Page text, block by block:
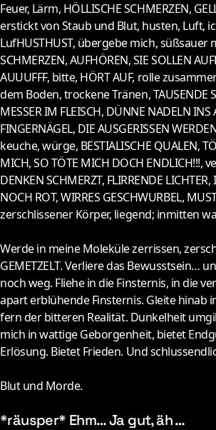
Feuer, Lärm, HÖLLISCHE SCHMERZEN,
erstickt von Staub und Blut, husten, Luft,
LufHUSTHUST, übergebe mich, süßsauer
SCHMERZEN, AUFHÖREN, SIE SOLLEN
AUUUFFF, bitte, HÖRT AUF, rolle
dem Boden, trockene Tränen, TAUSENDE
MESSER IM FLEISCH, DÜNNE NADELN INS
FINGERNÄGEL, DIE AUSGERISSEN
keuche, würge, BESTIALISCHE QUALEN,
MICH, SO TÖTE MICH DOCH ENDLICH!!!,
DENKEN SCHMERZT, FLIRRENDE LICHTER,
NOCH ROT, WIRRES GESCHWURBEL,
zerschlissener Körper, liegend; inmitten
Werde in meine Moleküle zerrissen,
GEMETZELT. Verliere das Bewusstsein…
noch weg. Fliehe in die Finsternis, in die
apart erblühende Finsternis. Gleite hinab
fern der bitteren Realität. Dunkelheit
mich in wattige Geborgenheit, bietet
Erlösung. Bietet Frieden. Und
Blut und Morde.
*räusper* Ehm… Ja gut, äh …